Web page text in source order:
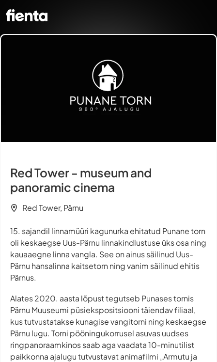
Red Tower - museum and
panoramic cinema
Red Tower, Pärnu
15. sajandil linnamüüri kagunurka ehitatud Punane torn
oli keskaegse Uus-Pärnu linnakindlustuse üks osa ning
kauaaegne linna vangla. See on ainus säilinud Uus-
Pärnu hansalinna kaitsetorn ning vanim säilinud ehitis
Pärnus.
Alates 2020. aasta lõpust tegutseb Punases tornis
Pärnu Muuseumi püsiekspositsiooni täiendav filiaal,
kus tutvustatakse kunagise vangitorni ning keskaegse
Pärnu lugu. Torni pööningukorrusel asuvas uudses
ringpanoraamkinos saab aga vaadata 10-minutilist
paikkonna ajalugu tutvustavat animafilmi „Armutu ja